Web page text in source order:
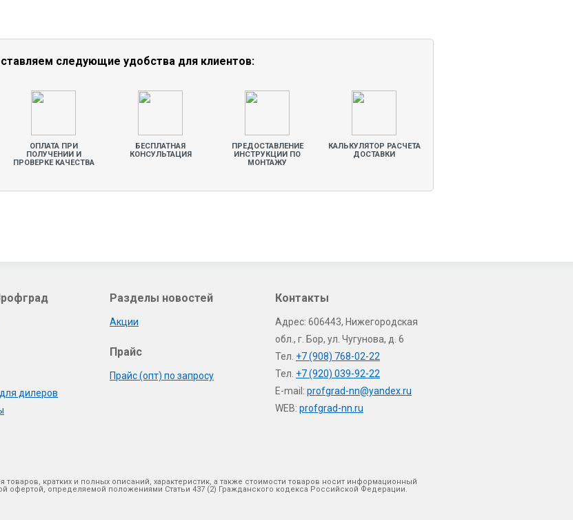
следующие удобства для клиентов:
ОПЛАТА ПРИ
ПОЛУЧЕНИИ И
ПРОВЕРКЕ КАЧЕСТВА
БЕСПЛАТНАЯ
КОНСУЛЬТАЦИЯ
ПРЕДОСТАВЛЕНИЕ
ИНСТРУКЦИИ ПО
МОНТАЖУ
КАЛЬКУЛЯТОР РАСЧЕТА
ДОСТАВКИ
дилеров
Разделы новостей
Акции
Прайс
Прайс (опт) по запросу
Контакты
Адрес: 606443, Нижегородская
обл., г. Бор, ул. Чугунова, д. 6
Тел. +7 (908) 768-02-22
Тел. +7 (920) 039-92-22
E-mail: profgrad-nn@yandex.ru
WEB: profgrad-nn.ru
кратких и полных описаний, характеристик, а также стоимости товаров носит информационный
офертой, определяемой положениями Статьи 437 (2) Гражданского кодекса Российской Федерации.